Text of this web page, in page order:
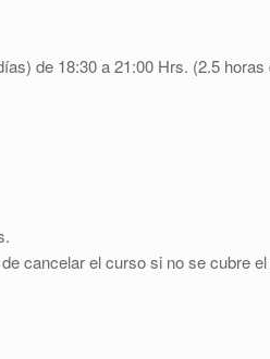
de 18:30 a 21:00 Hrs. (2.5 horas
cancelar el curso si no se cubre